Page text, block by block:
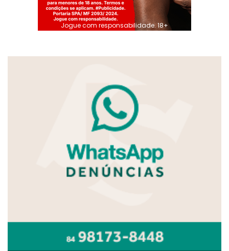
Jogue com responsabilidade. 18+